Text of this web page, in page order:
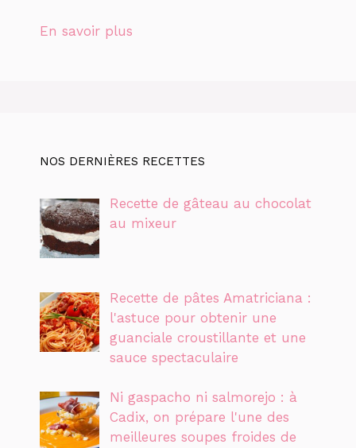
En savoir plus
NOS DERNIÈRES RECETTES
Recette de gâteau au chocolat
au mixeur
Recette de pâtes Amatriciana :
l'astuce pour obtenir une
guanciale croustillante et une
sauce spectaculaire
Ni gaspacho ni salmorejo : à
Cadix, on prépare l'une des
meilleures soupes froides de